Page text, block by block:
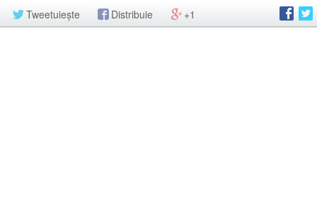
Tweetuiește Distribuie +1